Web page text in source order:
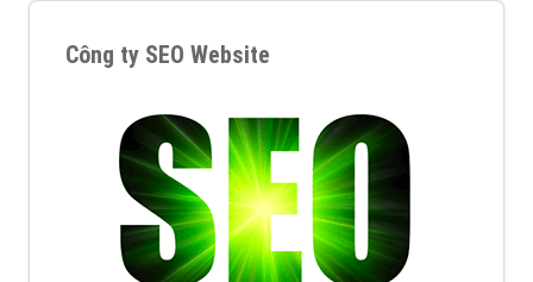
Công ty SEO Website